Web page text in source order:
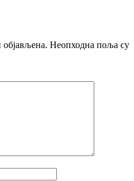
Неопходна поља су